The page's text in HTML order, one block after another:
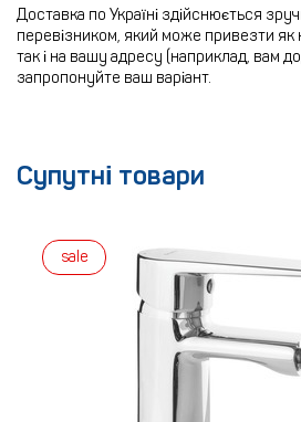
Доставка по Україні здійснюється
перевізником, який може привезти як
так і на вашу адресу (наприклад, вам
запропонуйте ваш варіант.
Супутні товари
sale